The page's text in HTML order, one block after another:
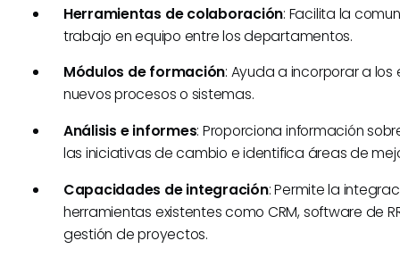
Herramientas de colaboración: Facilita la
trabajo en equipo entre los departamentos.
Módulos de formación: Ayuda a incorporar a
nuevos procesos o sistemas.
Análisis e informes: Proporciona información
las iniciativas de cambio e identifica áreas de
Capacidades de integración: Permite la
herramientas existentes como CRM, software de
gestión de proyectos.